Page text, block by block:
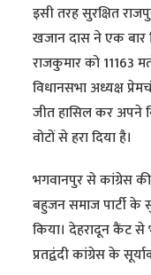
इसी तरह सुरक्षित
खजान दास ने एक बार
राजकुमार को 11163
विधानसभा अध्यक्ष
जीत हासिल कर अपने
वोटों से हरा दिया है।
भगवानपुर से कांग्रेस
बहुजन समाज पार्टी के
किया। देहरादून कैंट
प्रतद्वंदी कांग्रेस के